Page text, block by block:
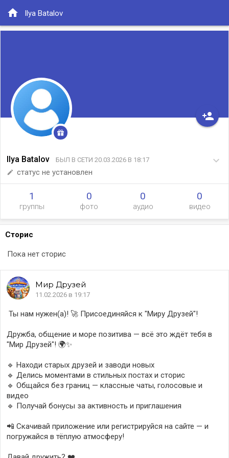
home Ilya Batalov
person_add
Ilya Batalov БЫЛ В СЕТИ 20.03.2026 В 18:17 keyboard_arrow_down
edit статус не установлен
1
группы
0
фото
0
аудио
0
видео
Сторис
Пока нет сторис
Мир Друзей
11.02.2026 в 19:17
‎ Ты нам нужен(а)! 🚀 Присоединяйся к "Миру Друзей"!
‎Дружба, общение и море позитива — всё это ждёт тебя в
"Мир Друзей"! 🌍✨
‎🔹 Находи старых друзей и заводи новых
‎🔹 Делись моментами в стильных постах и сторис
‎🔹 Общайся без границ — классные чаты, голосовые и
видео
‎🔹 Получай бонусы за активность и приглашения
‎📲 Скачивай приложение или регистрируйся на сайте — и
погружайся в тёплую атмосферу!